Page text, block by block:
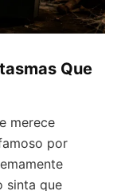
Que
merece
por
sinta que